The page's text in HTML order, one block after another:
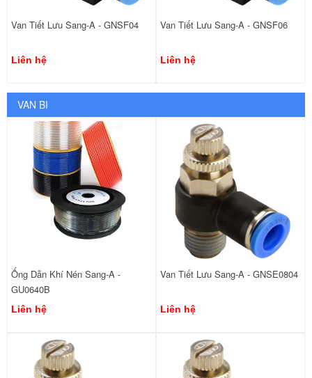
Van Tiết Lưu Sang-A - GNSF04
Liên hệ
Van Tiết Lưu Sang-A - GNSF06
Liên hệ
VAN BI
Ống Dẫn Khí Nén Sang-A -
GU0640B
Liên hệ
Van Tiết Lưu Sang-A - GNSE0804
Liên hệ